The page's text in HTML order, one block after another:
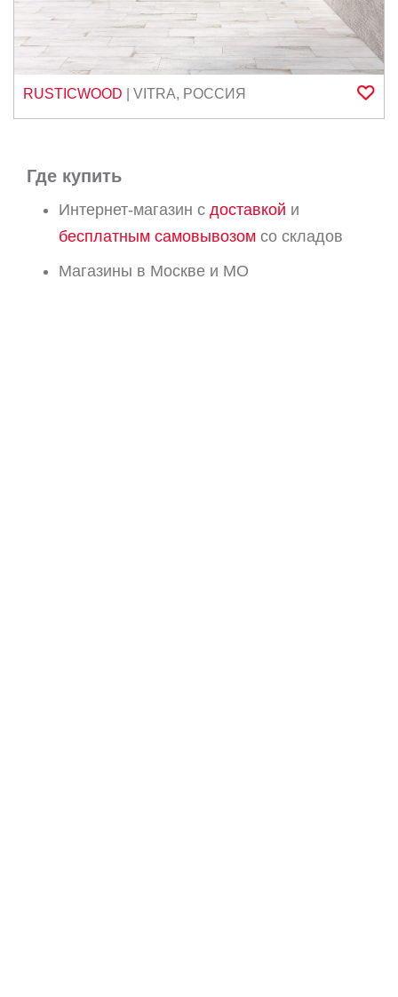
RUSTICWOOD VITRA, РОССИЯ
Где купить
Интернет-магазин с доставкой и
бесплатным самовывозом со складов
Магазины в Москве и МО